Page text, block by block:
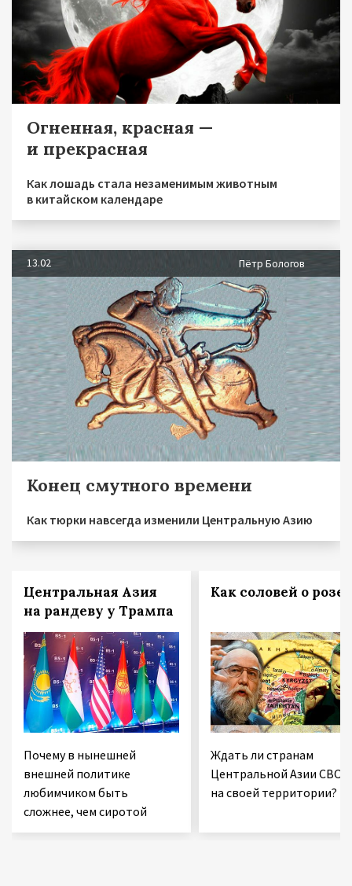
Огненная, красная —
и прекрасная
Как лошадь стала незаменимым животным
в китайском календаре
13.02 Пётр Бологов
Конец смутного времени
Как тюрки навсегда изменили Центральную Азию
Центральная Азия
на рандеву у Трампа
Почему в нынешней
внешней политике
любимчиком быть
сложнее, чем сиротой
Как соловей о розе
Ждать ли странам
Центральной Азии СВО
на своей территории?